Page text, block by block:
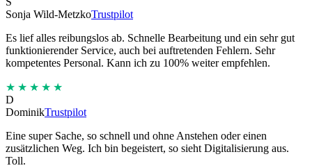
Sonja Wild-MetzkoTrustpilot
Es lief alles reibungslos ab. Schnelle Bearbeitung und ein sehr gut
funktionierender Service, auch bei auftretenden Fehlern. Sehr
kompetentes Personal. Kann ich zu 100% weiter empfehlen.
★★★★★
D
DominikTrustpilot
Eine super Sache, so schnell und ohne Anstehen oder einen
zusätzlichen Weg. Ich bin begeistert, so sieht Digitalisierung aus.
Toll.